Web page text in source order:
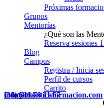
Próximas
Grupos
Mentorías
¿Qué son las
Reserva sesiones
Blog
Campus
Registra / Inicia
Perfil de cursos
Carrito
Contacta
(34) 636 78 11 67
info@holisticaformacion.com